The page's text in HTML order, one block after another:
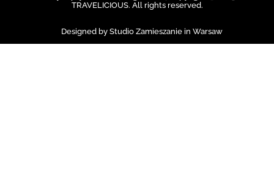
TRAVELICIOUS. All rights reserved.
Designed by Studio Zamieszanie in Warsaw